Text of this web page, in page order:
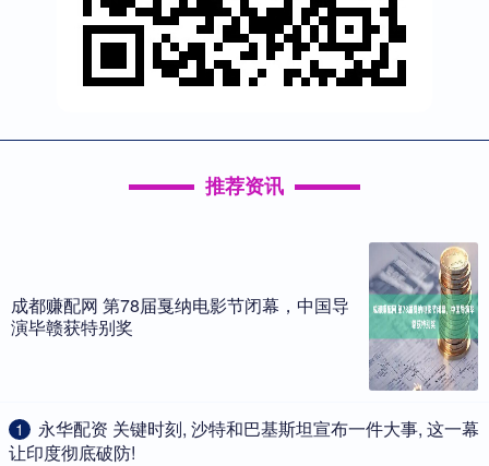
推荐资讯
成都赚配网 第78届戛纳电影节闭幕，中国导
演毕赣获特别奖
1
​永华配资 关键时刻, 沙特和巴基斯坦宣布一件大事, 这一幕
让印度彻底破防!